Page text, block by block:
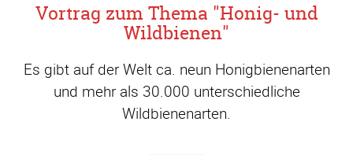
Vortrag zum Thema "Honig- und
Wildbienen"
Es gibt auf der Welt ca. neun Honigbienenarten
und mehr als 30.000 unterschiedliche
Wildbienenarten.